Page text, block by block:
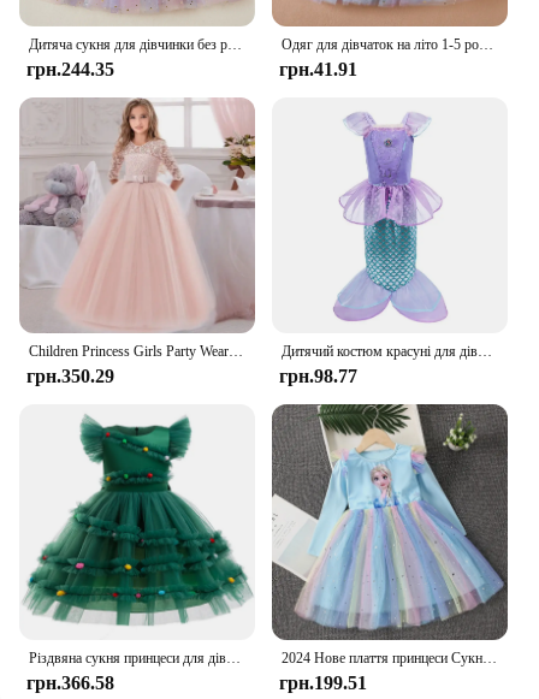
грн.244.35
Одяг для дівчаток на літо 1-5 років Сукні без рукавів на підтяжках для маленьких дівчаток Сукня веселкового кольору з тюлю для святкування дня народження
грн.41.91
грн.350.29
Дитячий костюм красуні для дівчинки Хеллоуїн Принцеса Косплей Сукня для вечірки Діти Рапунцель Попелюшка Анна Ельза Енканто Одяг на день народження
грн.98.77
грн.366.58
2024 Нове плаття принцеси Сукня для дівчаток з довгими рукавами для дитячого святкового одягу Сукня Ельзи Холодне серце Весна-осінь Дитяча сукня 2-9 років
грн.199.51